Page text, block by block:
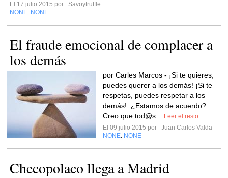
El 17 julio 2015 por
Savoytruffle
NONE NONE
El fraude emocional de complacer a
los demás
por Carles Marcos - ¡Si te quieres,
puedes querer a los demás! ¡Si te
respetas, puedes respetar a los
demás!. ¿Estamos de acuerdo?.
Creo que tod@s...
Leer el resto
El 09 julio 2015 por
Juan Carlos Valda
NONE NONE
Checopolaco llega a Madrid